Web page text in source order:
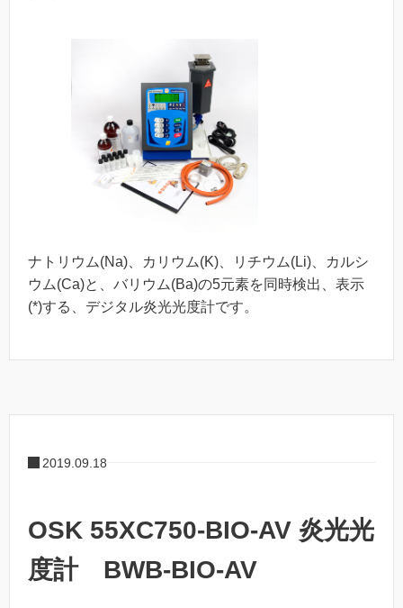
ナトリウム(Na)、カリウム(K)、リチウム(Li)、カルシ
ウム(Ca)と、バリウム(Ba)の5元素を同時検出、表示
(*)する、デジタル炎光光度計です。
2019.09.18
OSK 55XC750-BIO-AV 炎光光
度計 BWB-BIO-AV